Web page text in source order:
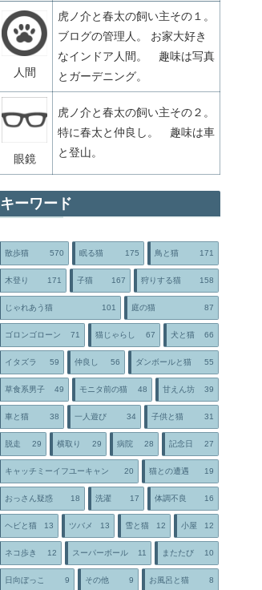
人間
虎ノ介と春太の飼い主その１。
ブログの管理人。 お家大好き
なインドア人間。 趣味は写真
とガーデニング。
眼鏡
虎ノ介と春太の飼い主その２。
特に春太と仲良し。 趣味は車
と登山。
キーワード
散歩猫 570 眠る猫 175 鳥と猫 171
木登り 171 子猫 167 狩りする猫 158
じゃれあう猫 101 庭の猫 87
ゴロンゴローン 71 猫じゃらし 67 犬と猫 66
イタズラ 59 仲良し 56 ダンボールと猫 55
草食系男子 49 モニタ前の猫 48 甘えん坊 39
車と猫 38 一人遊び 34 子供と猫 31
脱走 29 横取り 29 病院 28 記念日 27
キャッチミーイフユーキャン 20 猫との遭遇 19
おっさん疑惑 18 洗濯 17 体調不良 16
ヘビと猫 13 ツバメ 13 雪と猫 12 小屋 12
ネコ歩き 12 スーパーボール 11 またたび 10
日向ぼっこ 9 その他 9 お風呂と猫 8